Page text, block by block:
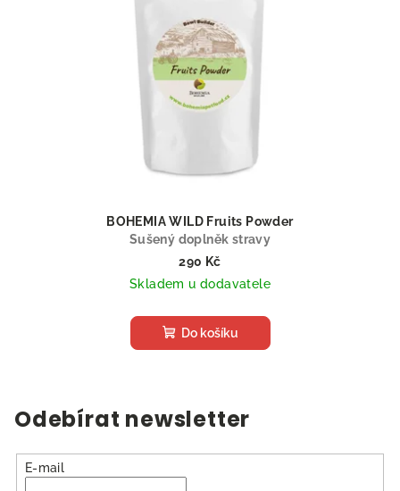
BOHEMIA WILD Fruits Powder
Sušený doplněk stravy
290 Kč
Skladem u dodavatele
Do košíku
Odebírat newsletter
E-mail